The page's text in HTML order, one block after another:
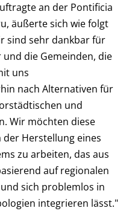
an der Pontificia
äußerte sich wie folgt
sind sehr dankbar für
die Gemeinden, die
uns
nach Alternativen für
und
Wir möchten diese
Herstellung eines
zu arbeiten, das aus
auf regionalen
sich problemlos in
integrieren lässt."